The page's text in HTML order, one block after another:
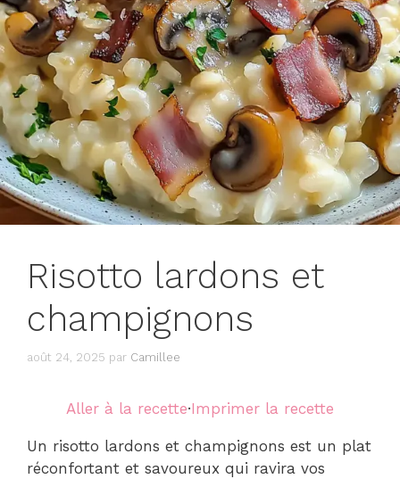
Risotto lardons et
champignons
août 24, 2025 par Camillee
Aller à la recette·Imprimer la recette
Un risotto lardons et champignons est un plat
réconfortant et savoureux qui ravira vos